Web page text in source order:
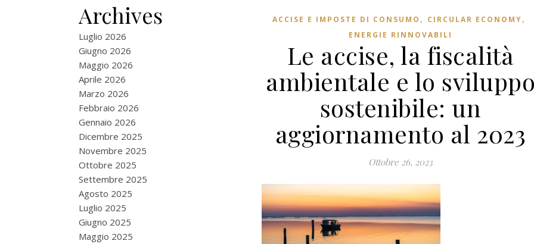
Archives
Luglio 2026
Giugno 2026
Maggio 2026
Aprile 2026
Marzo 2026
Febbraio 2026
Gennaio 2026
Dicembre 2025
Novembre 2025
Ottobre 2025
Settembre 2025
Agosto 2025
Luglio 2025
Giugno 2025
Maggio 2025
ACCISE E IMPOSTE DI CONSUMO , CIRCULAR ECONOMY,
ENERGIE RINNOVABILI
Le accise, la fiscalità
ambientale e lo
sostenibile: un
aggiornamento al 2023
Ottobre 26, 2023